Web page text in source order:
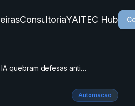
ConsultoriaYAITEC Hub
Ciberataques com IA quebram defesas antigas
Automacao